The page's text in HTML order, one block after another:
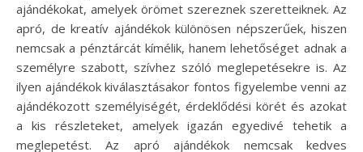
ajándékokat, amelyek örömet szereznek szeretteiknek. Az
apró, de kreatív ajándékok különösen népszerűek, hiszen
nemcsak a pénztárcát kímélik, hanem lehetőséget adnak a
személyre szabott, szívhez szóló meglepetésekre is. Az
ilyen ajándékok kiválasztásakor fontos figyelembe venni az
ajándékozott személyiségét, érdeklődési körét és azokat
a kis részleteket, amelyek igazán egyedivé tehetik a
meglepetést. Az apró ajándékok nemcsak kedves